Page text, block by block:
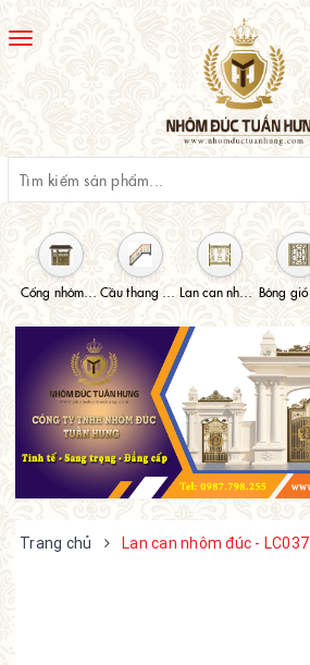
Toggle
Trang chủ Lan can nhôm đúc - LC037